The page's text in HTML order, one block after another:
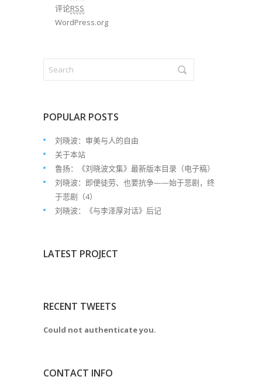
评论RSS
WordPress.org
POPULAR POSTS
刘晓波：审美与人的自由
关于本站
鲁扬：《刘晓波文集》最新版本目录（电子稿）
刘晓波：即便徒劳、也要抗争——始于悲剧，终
于悲剧（4）
刘晓波：《与李泽厚对话》后记
LATEST PROJECT
RECENT TWEETS
Could not authenticate you.
CONTACT INFO